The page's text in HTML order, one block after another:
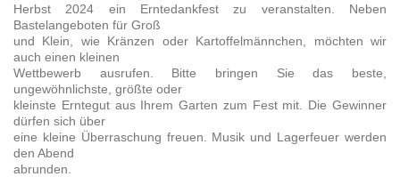
Herbst 2024 ein Erntedankfest zu veranstalten. Neben
Bastelangeboten für Groß
und Klein, wie Kränzen oder Kartoffelmännchen, möchten wir
auch einen kleinen
Wettbewerb ausrufen. Bitte bringen Sie das beste,
ungewöhnlichste, größte oder
kleinste Erntegut aus Ihrem Garten zum Fest mit. Die Gewinner
dürfen sich über
eine kleine Überraschung freuen. Musik und Lagerfeuer werden
den Abend
abrunden.